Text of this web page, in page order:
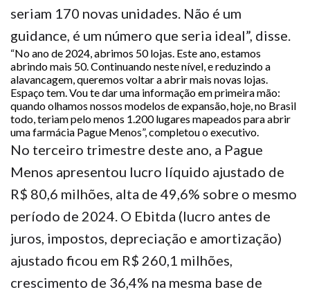
seriam 170 novas unidades. Não é um
guidance, é um número que seria ideal”, disse.
“No ano de 2024, abrimos 50 lojas. Este ano, estamos
abrindo mais 50. Continuando neste nível, e reduzindo a
alavancagem, queremos voltar a abrir mais novas lojas.
Espaço tem. Vou te dar uma informação em primeira mão:
quando olhamos nossos modelos de expansão, hoje, no Brasil
todo, teriam pelo menos 1.200 lugares mapeados para abrir
uma farmácia Pague Menos”, completou o executivo.
No terceiro trimestre deste ano, a Pague
Menos apresentou lucro líquido ajustado de
R$ 80,6 milhões, alta de 49,6% sobre o mesmo
período de 2024. O Ebitda (lucro antes de
juros, impostos, depreciação e amortização)
ajustado ficou em R$ 260,1 milhões,
crescimento de 36,4% na mesma base de